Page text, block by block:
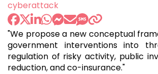
cyberattack
"We propose a new conceptual
government interventions into
regulation of risky activity, public
reduction, and co-insurance."